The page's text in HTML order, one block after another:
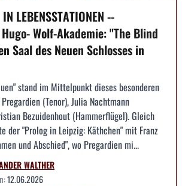
LEBENSSTATIONEN --
Wolf-Akademie: "The Blind
Saal des Neuen Schlosses in
stand im Mittelpunkt dieses besonderen
(Tenor), Julia Nachtmann
Bezuidenhout (Hammerflügel). Gleich
der "Prolog in Leipzig: Käthchen" mit Franz
und Abschied", wo Pregardien mi...
WALTHER
12.06.2026